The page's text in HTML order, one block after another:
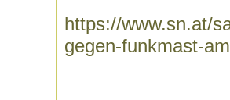
https://www.sn.at/
gegen-funkmast-